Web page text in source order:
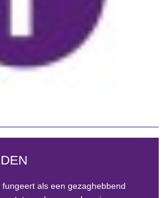
als een gezaghebbend